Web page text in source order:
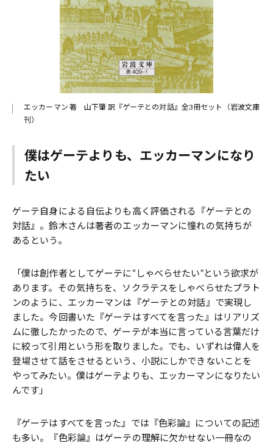
エッカーマン 著 山下肇 訳『ゲーテとの対話』全3冊セット（岩波文庫
刊）
僕はゲーテよりも、エッカーマンになり
たい
ゲーテ自身による自伝よりも高く評価される『ゲーテとの
対話』。鈴木さんは著者のエッカーマンに憧れの気持ちが
あるという。
「僕は創作者としてゲーテに“しゃべらせたい”という欲求が
あります。その気持ちを、ソクラテスをしゃべらせたプラト
ンのように、エッカーマンは『ゲーテとの対話』で実現し
ました。今回書いた『ゲーテはすべてを言った』はリアリズ
ムに徹したかったので、ゲーテが本当に言っている言葉だけ
に絞って引用という形を取りました。でも、いずれは偉人を
登場させて話をさせるという、小説にしかできないことを
やってみたい。僕はゲーテよりも、エッカーマンになりたい
んです」
『ゲーテはすべてを言った』では『色彩論』についての記述
も多い。『色彩論』はゲーテの理解に欠かせない一冊なの